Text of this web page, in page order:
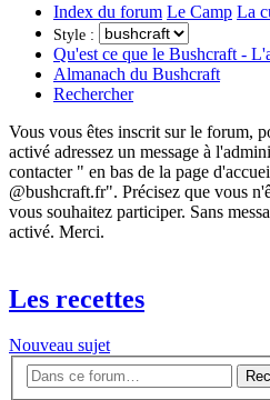
Index du forum Le Camp La
Style :
Qu'est ce que le Bushcraft -
Almanach du Bushcraft
Rechercher
Vous vous êtes inscrit sur le forum,
activé adressez un message à
contacter " en bas de la page
@bushcraft.fr". Précisez que vous
vous souhaitez participer. Sans
activé. Merci.
Les recettes
Nouveau sujet